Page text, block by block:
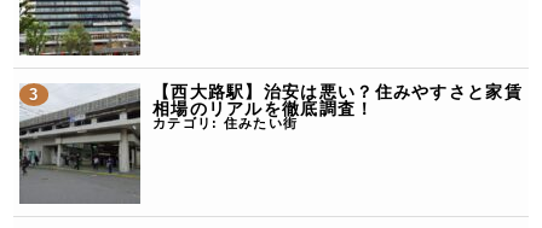
【西大路駅】治安は悪い？住みやすさと家賃
相場のリアルを徹底調査！
カテゴリ: 住みたい街